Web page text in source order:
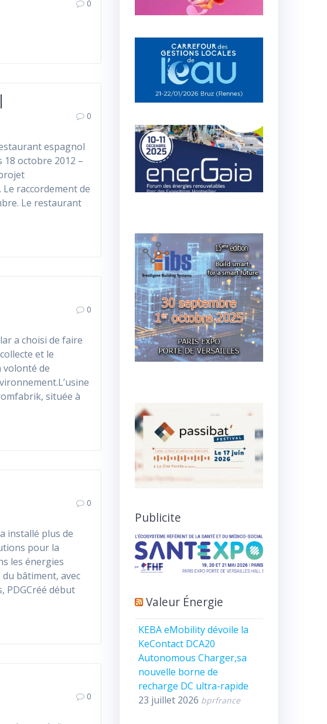
0
0
espagnol
18 octobre 2012 –
raccordement de
Le restaurant
0
a choisi de faire
et le
volonté de
située à
0
installé plus de
pour la
les énergies
bâtiment, avec
PDGCréé début
0
Publicite
Valeur Énergie
KEBA eMobility dévoile la
KeContact DCA20
Autonomous Charger,sa
nouvelle borne de
recharge DC ultra-rapide
23 juillet 2026 bprfrance